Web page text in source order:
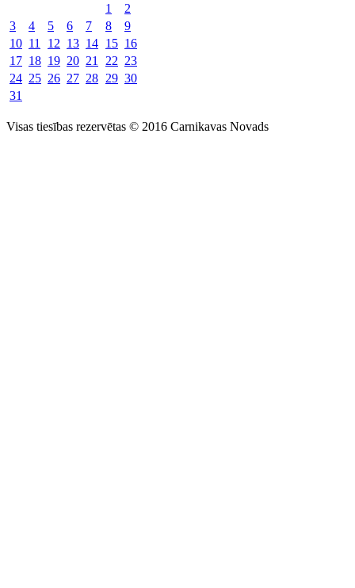
1
2
3
4 5 6 7 8
9
10 11 12 13 14 15 16
17 18 19 20 21 22 23
24 25 26 27 28 29 30
31
Visas tiesības rezervētas © 2016 Carnikavas Novads